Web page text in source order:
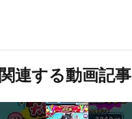
関連する動画記事